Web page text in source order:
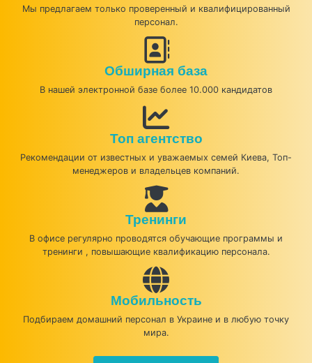
Мы предлагаем только проверенный и квалифицированный
персонал.
Обширная база
В нашей электронной базе более 10.000 кандидатов
Топ агентство
Рекомендации от известных и уважаемых семей Киева, Топ-
менеджеров и владельцев компаний.
Тренинги
В офисе регулярно проводятся обучающие программы и
тренинги , повышающие квалификацию персонала.
Мобильность
Подбираем домашний персонал в Украине и в любую точку
мира.